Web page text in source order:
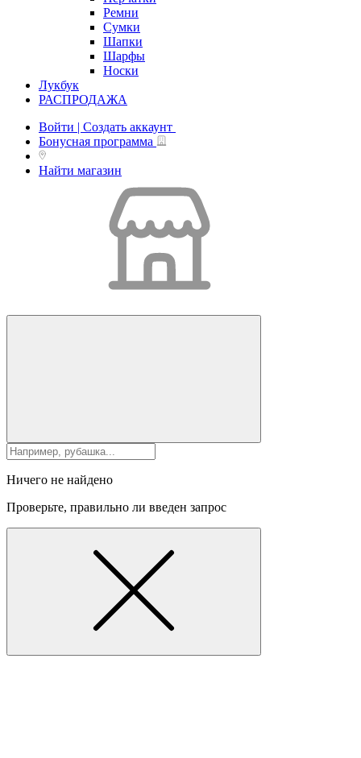
Ремни
Сумки
Шапки
Шарфы
Носки
Лукбук
РАСПРОДАЖА
Войти | Создать аккаунт
Бонусная программа
Найти магазин
Ничего не найдено
Проверьте, правильно ли введен запрос